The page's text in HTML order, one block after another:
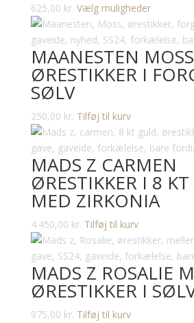
vælges
på
varesiden
625,00 kr. Vælg mulighederDette
vare
har
flere
varianter.
på
varesiden
MAANESTEN MOSS
ØRESTIKKER I
SØLV
250,00 kr. Tilføj til kurv
MADS Z CARMEN
ØRESTIKKER I 8
MED ZIRKONIA
4.450,00 kr. Tilføj til kurv
MADS Z ROSALIE M
ØRESTIKKER I
975,00 kr. Tilføj til kurv